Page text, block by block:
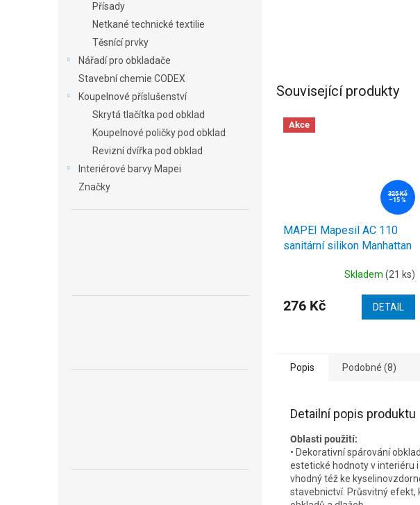
Přísady
Netkané technické textilie
Těsnící prvky
Nářadí pro obkladače
Stavební chemie CODEX
Koupelnové příslušenství
Skrytá tlačítka pod obklad
Koupelnové poličky pod obklad
Revizní dvířka pod obklad
Interiérové barvy Mapei
Značky
Související produkty
Akce
325 Kč
–15 %
MAPEI Mapesil AC 110
sanitární silikon Manhattan
Skladem (21 ks)
276 Kč DETAIL
Popis Podobné (8)
Detailní popis produktu
Oblasti použití:
• Dekorativní spárování
estetické hodnoty v interiéru
vhodný též ke
stavebnictví. Průsvitný efekt,